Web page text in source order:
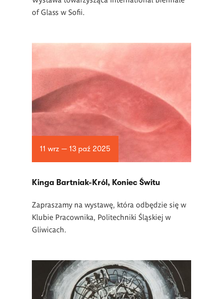
of Glass w Sofii.
11 wrz — 13 paź 2025
Kinga Bartniak-Król, Koniec Świtu
Zapraszamy na wystawę, która odbędzie się w
Klubie Pracownika, Politechniki Śląskiej w
Gliwicach.